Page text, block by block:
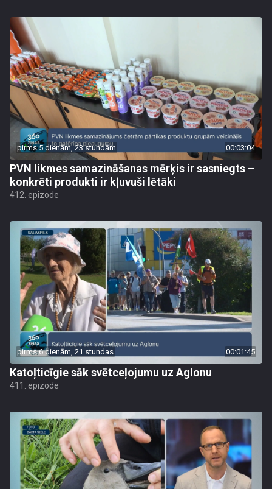
pirms 5 dienām, 23 stundām 00:03:04
PVN likmes samazināšanas mērķis ir sasniegts –
konkrēti produkti ir kļuvuši lētāki
412. epizode
pirms 6 dienām, 21 stundas 00:01:45
Katoļticīgie sāk svētceļojumu uz Aglonu
411. epizode